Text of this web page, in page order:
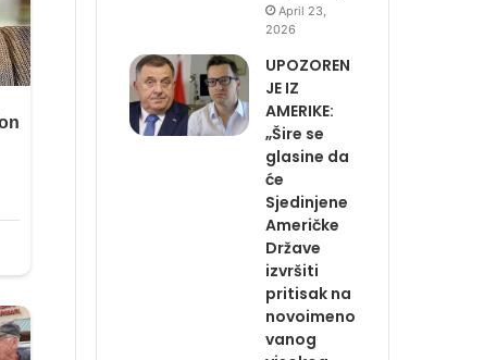
April 23,
2026
UPOZOREN
JE IZ
AMERIKE:
„Šire se
glasine da
će
Sjedinjene
Američke
Države
izvršiti
pritisak na
novoimeno
vanog